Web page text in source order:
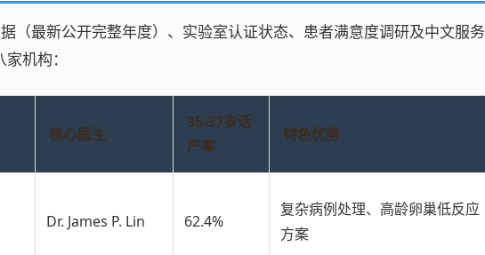
（最新公开完整年度）、实验室认证状态、患者满意度调研及中文服务
机构：
核心医生
35-37岁活
产率
特色优势
Dr. James P. Lin 62.4%
复杂病例处理、高龄卵巢低反应
方案